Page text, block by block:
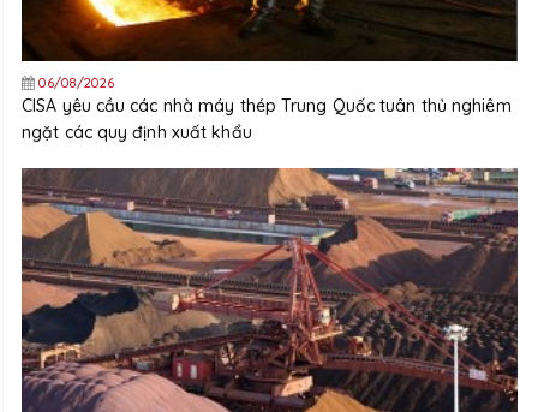
06/08/2026
CISA yêu cầu các nhà máy thép Trung Quốc tuân thủ nghiêm
ngặt các quy định xuất khẩu